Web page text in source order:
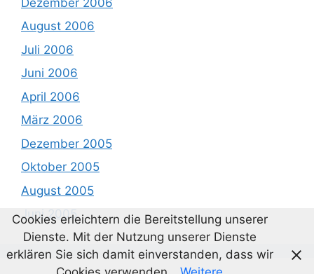
August 2006
Juli 2006
Juni 2006
April 2006
März 2006
Dezember 2005
Oktober 2005
August 2005
Juni 2005
Cookies erleichtern die Bereitstellung unserer
Dienste. Mit der Nutzung unserer Dienste
erklären Sie sich damit einverstanden, dass wir